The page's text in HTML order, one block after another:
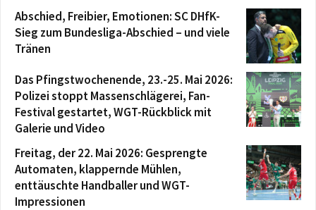
Abschied, Freibier, Emotionen: SC DHfK-
Sieg zum Bundesliga-Abschied – und viele
Tränen
Das Pfingstwochenende, 23.-25. Mai 2026:
Polizei stoppt Massenschlägerei, Fan-
Festival gestartet, WGT-Rückblick mit
Galerie und Video
Freitag, der 22. Mai 2026: Gesprengte
Automaten, klappernde Mühlen,
enttäuschte Handballer und WGT-
Impressionen